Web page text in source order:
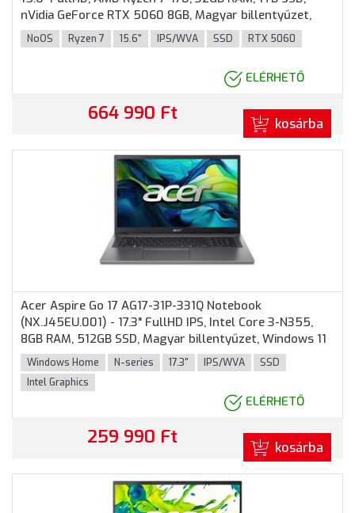
nVidia GeForce RTX 5060 8GB, Magyar billentyűzet,
Operációs rendszer nélkül, 3 év garancia, Fekete
színben
NoOS Ryzen 7 15.6" IPS/WVA SSD RTX 5060
ELÉRHETŐ
664 990 Ft kosárba
Acer Aspire Go 17 AG17-31P-331Q Notebook
(NX.J45EU.001) - 17.3" FullHD IPS, Intel Core 3-N355,
8GB RAM, 512GB SSD, Magyar billentyűzet, Windows 11
Home, 3 év garancia, Szürke színben
Windows Home N-series 17.3" IPS/WVA
SSD
Intel Graphics
ELÉRHETŐ
259 990 Ft kosárba